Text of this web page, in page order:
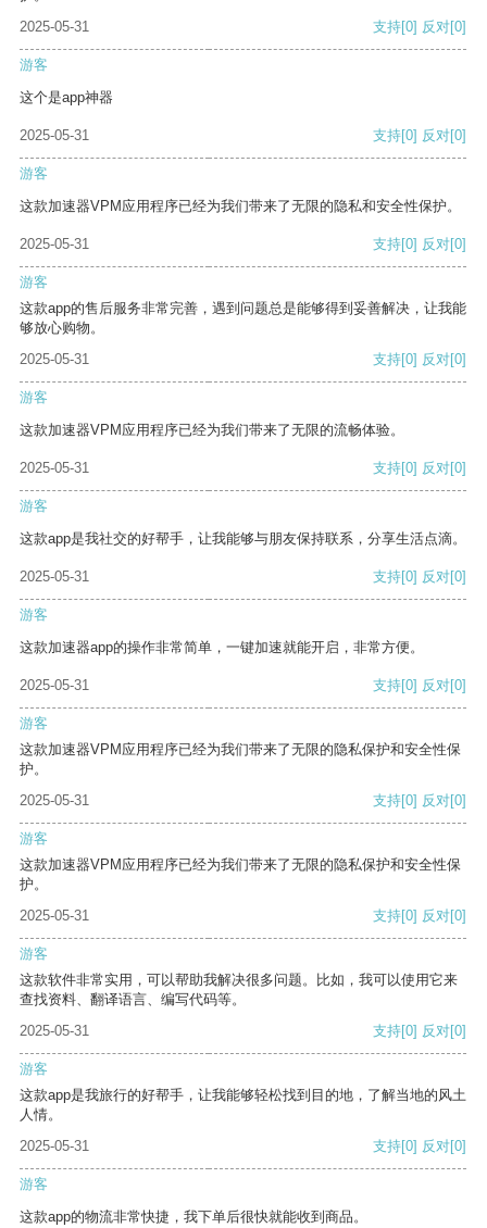
2025-05-31
支持[0] 反对[0]
游客
这个是app神器
2025-05-31 支持[0] 反对[0]
游客
这款加速器VPM应用程序已经为我们带来了无限的隐私和安全性保护。
2025-05-31 支持[0] 反对[0]
游客
这款app的售后服务非常完善，遇到问题总是能够得到妥善解决，让我能
够放心购物。
2025-05-31
支持[0] 反对[0]
游客
这款加速器VPM应用程序已经为我们带来了无限的流畅体验。
2025-05-31 支持[0] 反对[0]
游客
这款app是我社交的好帮手，让我能够与朋友保持联系，分享生活点滴。
2025-05-31 支持[0] 反对[0]
游客
这款加速器app的操作非常简单，一键加速就能开启，非常方便。
2025-05-31 支持[0] 反对[0]
游客
这款加速器VPM应用程序已经为我们带来了无限的隐私保护和安全性保
护。
2025-05-31
支持[0] 反对[0]
游客
这款加速器VPM应用程序已经为我们带来了无限的隐私保护和安全性保
护。
2025-05-31
支持[0] 反对[0]
游客
这款软件非常实用，可以帮助我解决很多问题。比如，我可以使用它来
查找资料、翻译语言、编写代码等。
2025-05-31
支持[0] 反对[0]
游客
这款app是我旅行的好帮手，让我能够轻松找到目的地，了解当地的风土
人情。
2025-05-31
支持[0] 反对[0]
游客
这款app的物流非常快捷，我下单后很快就能收到商品。